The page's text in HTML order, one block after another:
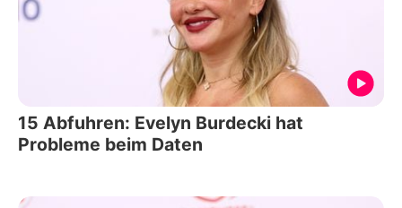
15 Abfuhren: Evelyn Burdecki hat
Probleme beim Daten